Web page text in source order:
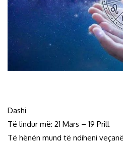
Dashi
Të lindur më: 21 Mars – 19 Prill
Të hënën mund të ndiheni